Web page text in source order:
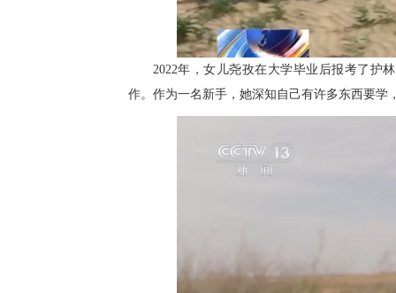
2022年，女儿尧孜在大学毕业后报考了护
作。作为一名新手，她深知自己有许多东西要学